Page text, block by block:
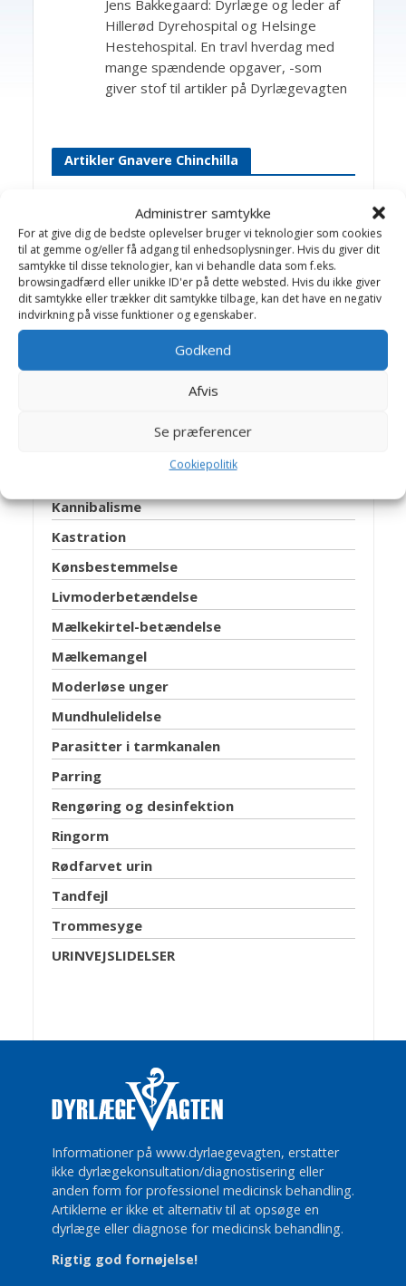
Administrer samtykke
For at give dig de bedste oplevelser bruger vi teknologier som cookies
til at gemme og/eller få adgang til enhedsoplysninger. Hvis du giver dit
samtykke til disse teknologier, kan vi behandle data som f.eks.
browsingadfærd eller unikke ID'er på dette websted. Hvis du ikke giver
dit samtykke eller trækker dit samtykke tilbage, kan det have en negativ
indvirkning på visse funktioner og egenskaber.
Godkend
Afvis
Se præferencer
Cookiepolitik
Jens Bakkegaard: Dyrlæge og leder af
Hillerød Dyrehospital og Helsinge
Hestehospital. En travl hverdag med
mange spændende opgaver, -som
giver stof til artikler på Dyrlægevagten
Artikler Gnavere Chinchilla
ABC i rigtig pleje
Abort
Burindretning
Diarré
Endetarmsfremfald
Kannibalisme
Kastration
Kønsbestemmelse
Livmoderbetændelse
Mælkekirtel-betændelse
Mælkemangel
Moderløse unger
Mundhulelidelse
Parasitter i tarmkanalen
Parring
Rengøring og desinfektion
Ringorm
Rødfarvet urin
Tandfejl
Trommesyge
URINVEJSLIDELSER
Informationer på www.dyrlaegevagten, erstatter
ikke dyrlægekonsultation/diagnostisering eller
anden form for professionel medicinsk behandling.
Artiklerne er ikke et alternativ til at opsøge en
dyrlæge eller diagnose for medicinsk behandling.
Rigtig god fornøjelse!